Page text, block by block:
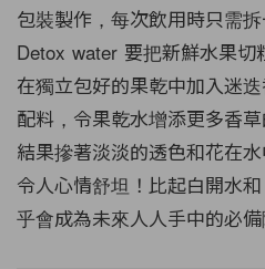
包裝製作，每次飲用時只需
Detox water 要把新鮮水果切
在獨立包好的果乾中加入迷
配料，令果乾水增添更多香
結果摻著淡淡的透色和花在
令人心情舒坦！比起白開水
乎會成為未來人人手中的必